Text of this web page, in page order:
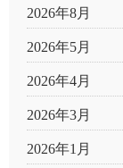
2026年8月
2026年5月
2026年4月
2026年3月
2026年1月